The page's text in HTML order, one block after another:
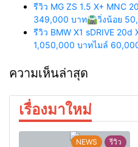
รีวิว MG ZS 1.5 X+ MNC
349,000 บาท🛣️วิ่งน้อย
รีวิว BMW X1 sDRIVE 20d
1,050,000 บาทไมล์
ความเห็นล่าสุด
เรื่องมาใหม่
NEWS รีวิว